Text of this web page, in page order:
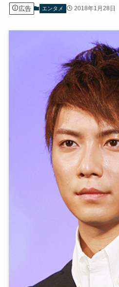
広告 エンタメ 2018年1月28日